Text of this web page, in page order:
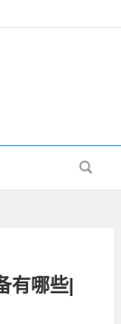
有哪些|